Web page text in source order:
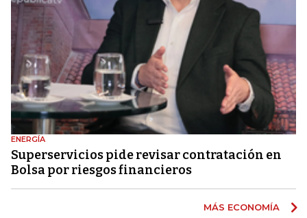
ENERGÍA
Superservicios pide revisar contratación en
Bolsa por riesgos financieros
MÁS ECONOMÍA